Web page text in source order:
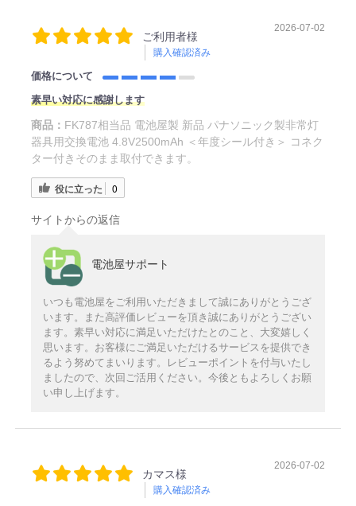
ご利用者様
購入確認済み
2026-07-02
価格について
素早い対応に感謝します
商品： FK787相当品 電池屋製 新品 パナソニック製非常灯
器具用交換電池 4.8V2500mAh ＜年度シール付き＞ コネク
ター付きそのまま取付できます。
役に立った 0
サイトからの返信
電池屋サポート
いつも電池屋をご利用いただきまして誠にありがとうござ
います。また高評価レビューを頂き誠にありがとうござい
ます。素早い対応に満足いただけたとのこと、大変嬉しく
思います。お客様にご満足いただけるサービスを提供でき
るよう努めてまいります。レビューポイントを付与いたし
ましたので、次回ご活用ください。今後ともよろしくお願
い申し上げます。
カマス様
購入確認済み
2026-07-02